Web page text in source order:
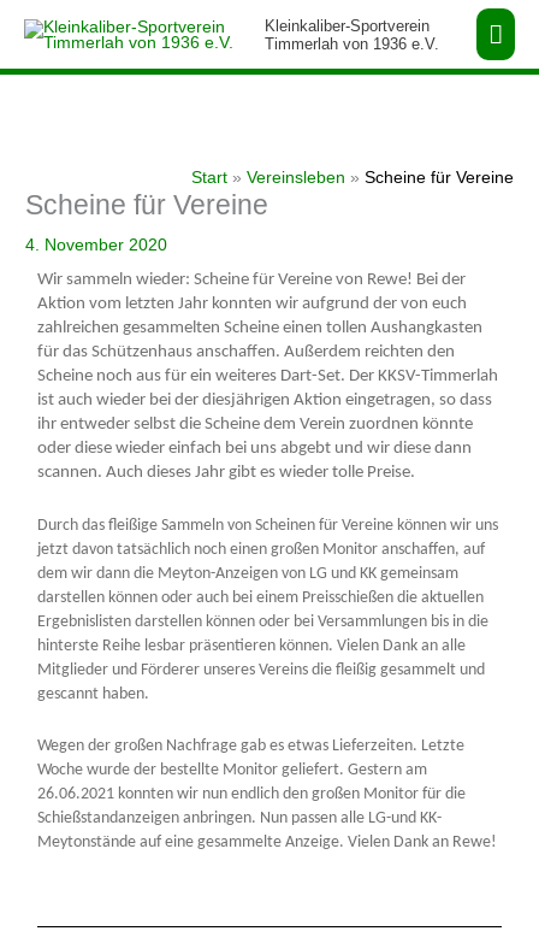
Inhalt
Kleinkaliber-Sportverein
Timmerlah von 1936 e.V.
Start Vereinsleben Scheine für Vereine
Scheine für Vereine
4. November 2020
Wir sammeln wieder: Scheine für Vereine von Rewe! Bei der
Aktion vom letzten Jahr konnten wir aufgrund der von euch
zahlreichen gesammelten Scheine einen tollen Aushangkasten
für das Schützenhaus anschaffen. Außerdem reichten den
Scheine noch aus für ein weiteres Dart-Set. Der KKSV-Timmerlah
ist auch wieder bei der diesjährigen Aktion eingetragen, so dass
ihr entweder selbst die Scheine dem Verein zuordnen könnte
oder diese wieder einfach bei uns abgebt und wir diese dann
scannen. Auch dieses Jahr gibt es wieder tolle Preise.
Durch das fleißige Sammeln von Scheinen für Vereine können wir uns
jetzt davon tatsächlich noch einen großen Monitor anschaffen, auf
dem wir dann die Meyton-Anzeigen von LG und KK gemeinsam
darstellen können oder auch bei einem Preisschießen die aktuellen
Ergebnislisten darstellen können oder bei Versammlungen bis in die
hinterste Reihe lesbar präsentieren können. Vielen Dank an alle
Mitglieder und Förderer unseres Vereins die fleißig gesammelt und
gescannt haben.
Wegen der großen Nachfrage gab es etwas Lieferzeiten. Letzte
Woche wurde der bestellte Monitor geliefert. Gestern am
26.06.2021 konnten wir nun endlich den großen Monitor für die
Schießstandanzeigen anbringen. Nun passen alle LG-und KK-
Meytonstände auf eine gesammelte Anzeige. Vielen Dank an Rewe!